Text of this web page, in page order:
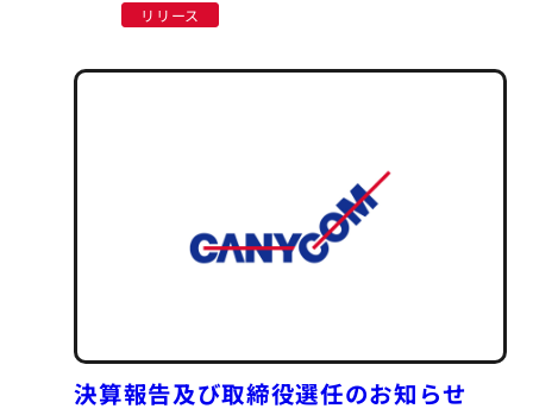
リリース
決算報告及び取締役選任のお知らせ